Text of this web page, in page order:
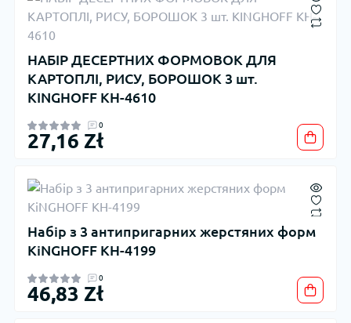
НАБІР ДЕСЕРТНИХ ФОРМОВОК ДЛЯ
КАРТОПЛІ, РИСУ, БОРОШОК 3 шт.
KINGHOFF KH-4610
0
27,16 Zł
Набір з 3 антипригарних жерстяних форм
KiNGHOFF KH-4199
0
46,83 Zł